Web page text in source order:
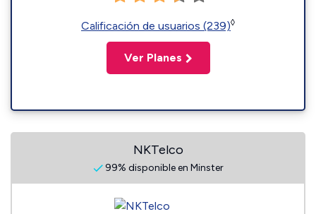
Calificación de usuarios (239)◊
Ver Planes
NKTelco
99% disponible en Minster